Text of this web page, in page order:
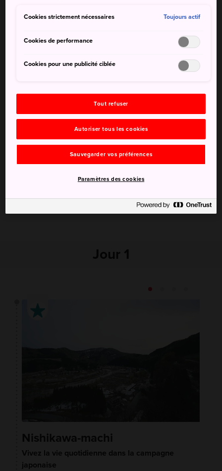
Jour 1
Nishikawa-machi
Vivez la vie quotidienne dans la campagne
japonaise
Cookies strictement nécessaires Toujours actif
Cookies de performance
Cookies pour une publicité ciblée
Tout refuser
Autoriser tous les cookies
Sauvegarder vos préférences
Paramètres des cookies